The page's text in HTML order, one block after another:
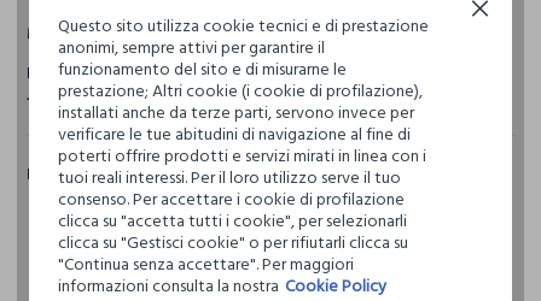
MARCHI
BLUKIDS CROFF HOLISTC MAN HOLISTIC WOMAN
J. HART & BROS NICE & CHIC NYMOS PRIVACY
IN QUESTO NEGOZIO
Resi acquisti online
Questo sito utilizza cookie tecnici e di prestazione
anonimi, sempre attivi per garantire il
funzionamento del sito e di misurarne le
prestazione; Altri cookie (i cookie di profilazione),
installati anche da terze parti, servono invece per
verificare le tue abitudini di navigazione al fine di
poterti offrire prodotti e servizi mirati in linea con i
tuoi reali interessi. Per il loro utilizzo serve il tuo
consenso. Per accettare i cookie di profilazione
clicca su "accetta tutti i cookie", per selezionarli
clicca su "Gestisci cookie" o per rifiutarli clicca su
"Continua senza accettare". Per maggiori
informazioni consulta la nostra Cookie Policy
Continua senza accettare